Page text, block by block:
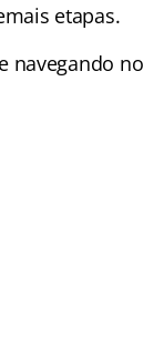
etapas.
navegando no